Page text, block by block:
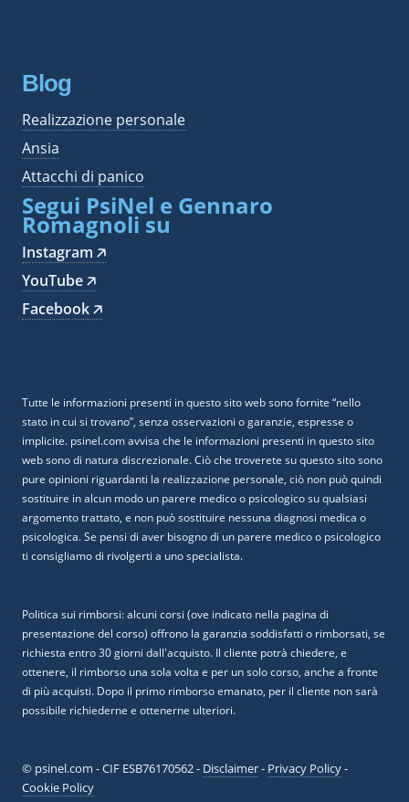
Blog
Realizzazione personale
Ansia
Attacchi di panico
Segui PsiNel e Gennaro
Romagnoli su
Instagram 🡥
YouTube 🡥
Facebook 🡥
Tutte le informazioni presenti in questo sito web sono fornite “nello
stato in cui si trovano”, senza osservazioni o garanzie, espresse o
implicite. psinel.com avvisa che le informazioni presenti in questo sito
web sono di natura discrezionale. Ciò che troverete su questo sito sono
pure opinioni riguardanti la realizzazione personale, ciò non può quindi
sostituire in alcun modo un parere medico o psicologico su qualsiasi
argomento trattato, e non può sostituire nessuna diagnosi medica o
psicologica. Se pensi di aver bisogno di un parere medico o psicologico
ti consigliamo di rivolgerti a uno specialista.
Politica sui rimborsi: alcuni corsi (ove indicato nella pagina di
presentazione del corso) offrono la garanzia soddisfatti o rimborsati, se
richiesta entro 30 giorni dall'acquisto. Il cliente potrà chiedere, e
ottenere, il rimborso una sola volta e per un solo corso, anche a fronte
di più acquisti. Dopo il primo rimborso emanato, per il cliente non sarà
possibile richiederne e ottenerne ulteriori.
© psinel.com - CIF ESB76170562 - Disclaimer- Privacy Policy-
Cookie Policy